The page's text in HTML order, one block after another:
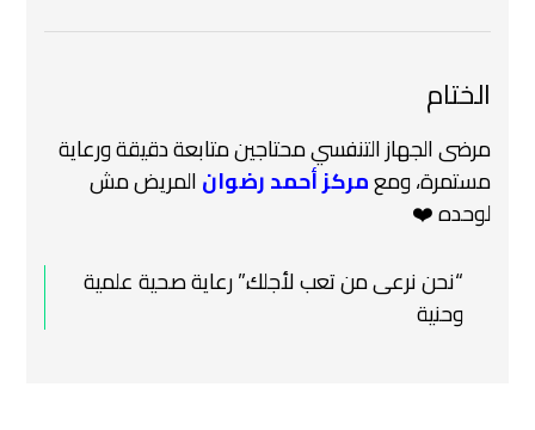
الختام
مرضى الجهاز التنفسي محتاجين متابعة دقيقة ورعاية
مستمرة، ومعمركز أحمد رضوانالمريض مش
لوحده ❤️
“نحن نرعى من تعب لأجلك.”رعاية صحية علمية
وحنية